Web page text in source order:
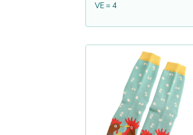
VE = 4